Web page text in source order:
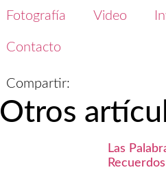
Fotografía Video
Contacto
Compartir:
Otros
Las